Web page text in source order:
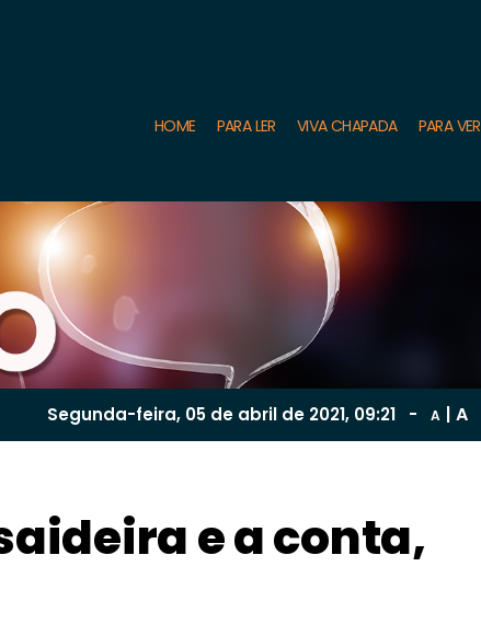
HOME PARA LER VIVA CHAPADA PARA VER
Segunda-feira, 05 de abril de 2021, 09:21 - A A
e a conta,